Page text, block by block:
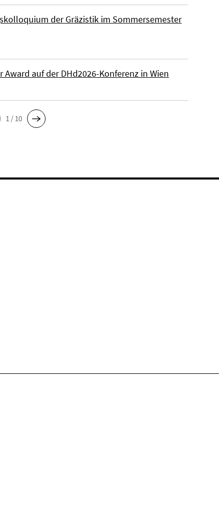
der Gräzistik im Sommersemester
Award auf der DHd2026-Konferenz in Wien
1 / 10